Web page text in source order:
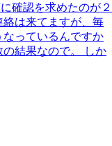
確認を求めたのが２
絡は来てますが、毎
っているんですか
結果なので。 しか